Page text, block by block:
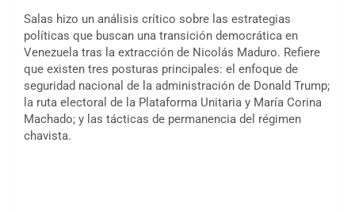
Salas hizo un análisis crítico sobre las estrategias
políticas que buscan una transición democrática en
Venezuela tras la extracción de Nicolás Maduro. Refiere
que existen tres posturas principales: el enfoque de
seguridad nacional de la administración de Donald Trump;
la ruta electoral de la Plataforma Unitaria y María Corina
Machado; y las tácticas de permanencia del régimen
chavista.